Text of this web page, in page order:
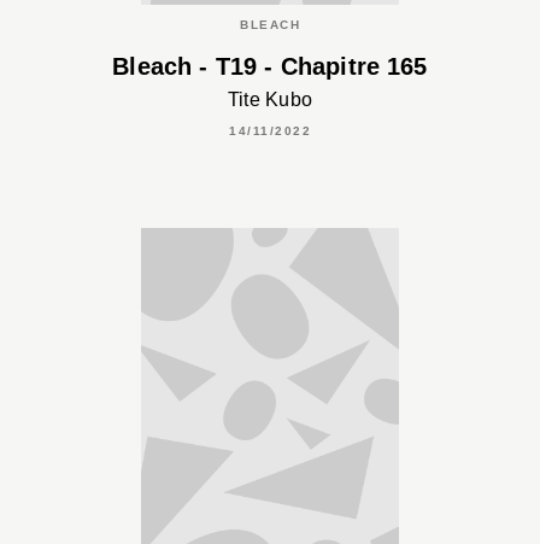
BLEACH
Bleach - T19 - Chapitre 165
Tite Kubo
14/11/2022